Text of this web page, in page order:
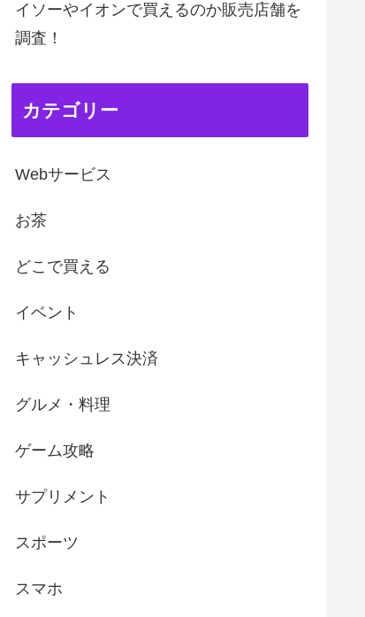
イソーやイオンで買えるのか販売店舗を
調査！
カテゴリー
Webサービス
お茶
どこで買える
イベント
キャッシュレス決済
グルメ・料理
ゲーム攻略
サプリメント
スポーツ
スマホ